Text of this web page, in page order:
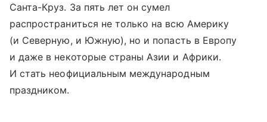
Санта-Круз. За пять лет он сумел
распространиться не только на всю Америку
(и Северную, и Южную), но и попасть в Европу
и даже в некоторые страны Азии и Африки.
И стать неофициальным международным
праздником.